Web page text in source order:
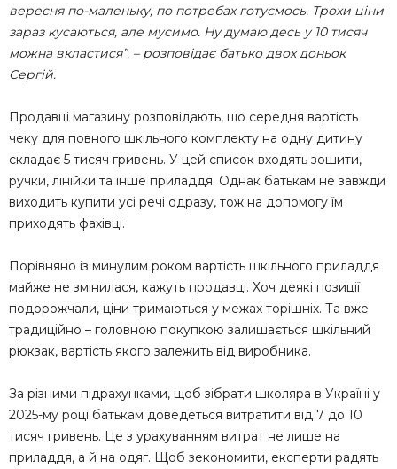
вересня по-маленьку, по потребах готуємось. Трохи ціни
зараз кусаються, але мусимо. Ну думаю десь у 10 тисяч
можна вкластися”, – розповідає батько двох доньок
Сергій.
Продавці магазину розповідають, що середня вартість
чеку для повного шкільного комплекту на одну дитину
складає 5 тисяч гривень. У цей список входять зошити,
ручки, лінійки та інше приладдя. Однак батькам не завжди
виходить купити усі речі одразу, тож на допомогу їм
приходять фахівці.
Порівняно із минулим роком вартість шкільного приладдя
майже не змінилася, кажуть продавці. Хоч деякі позиції
подорожчали, ціни тримаються у межах торішніх. Та вже
традиційно – головною покупкою залишається шкільний
рюкзак, вартість якого залежить від виробника.
За різними підрахунками, щоб зібрати школяра в Україні у
2025-му році батькам доведеться витратити від 7 до 10
тисяч гривень. Це з урахуванням витрат не лише на
приладдя, а й на одяг. Щоб зекономити, експерти радять